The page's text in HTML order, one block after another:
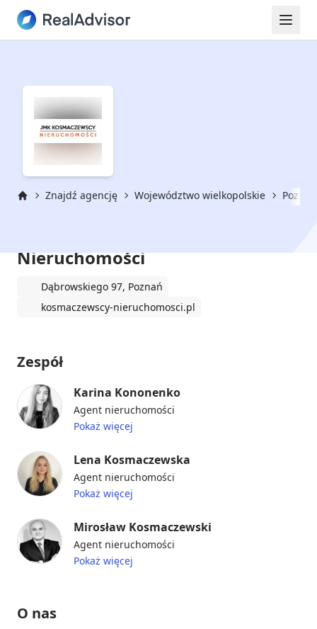
Znajdź agencję Województwo wielkopolskie Poznań
Nieruchomości
Dąbrowskiego 97, Poznań
kosmaczewscy-nieruchomosci.pl
Zespół
Karina Kononenko
Agent nieruchomości
Pokaż więcej
Lena Kosmaczewska
Agent nieruchomości
Pokaż więcej
Mirosław Kosmaczewski
Agent nieruchomości
Pokaż więcej
O nas